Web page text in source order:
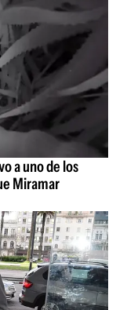
a uno de los
Miramar